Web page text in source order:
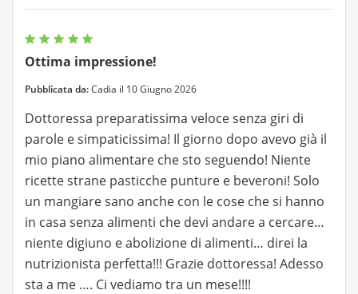
Ottima impressione!
Pubblicata da:Cadia il 10 Giugno 2026
Dottoressa preparatissima veloce senza giri di
parole e simpaticissima! Il giorno dopo avevo già il
mio piano alimentare che sto seguendo! Niente
ricette strane pasticche punture e beveroni! Solo
un mangiare sano anche con le cose che si hanno
in casa senza alimenti che devi andare a cercare…
niente digiuno e abolizione di alimenti… direi la
nutrizionista perfetta!!! Grazie dottoressa! Adesso
sta a me …. Ci vediamo tra un mese!!!!